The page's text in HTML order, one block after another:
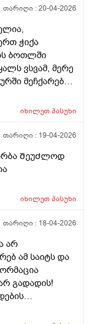
უნდა
თარიღი :20-04-2026
ჭიქა
ბოთლში
ვსვამ, მერე
მეჩქარება),
შუადღით და
ვსვამ და მერე
პირის
ბაქტერიები
გაიხეხოთ
მერე
მე ვაკეთებ,
და პირში
იხილეთპასუხი
თარიღი : 19-04-2026
ᲨეუᲫლოდ
იხილეთპასუხი
თარიღი : 18-04-2026
არ
ამ საიტს და
გადადის!